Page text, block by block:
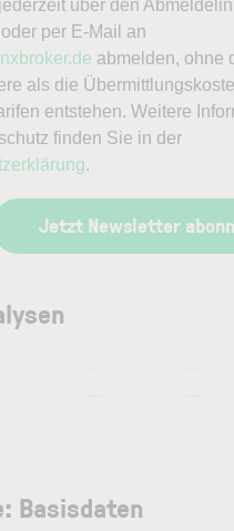
über den
per E-Mail an
abmelden, ohne
als die
entstehen. Weitere
finden Sie in der
.
Jetzt Newsletter
Basisdaten